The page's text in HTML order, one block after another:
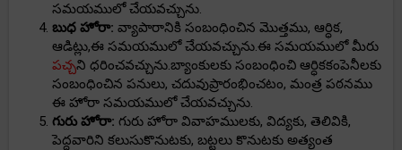
సమయములో చేయవచ్చును.
బుధ హోరా: వ్యాపారానికి సంబంధించిన మొత్తము, ఆర్ధిక,
ఆడిట్లు,ఈ సమయములో చేయవచ్చును.ఈ సమయములో మీరు
పచ్చని ధరించవచ్చును.బ్యాంకులకు సంబంధించి ఆర్ధికకంపెనీలకు
సంబంధించిన పనులు, చదువుప్రారంభించటం, మంత్ర పఠనము
ఈ హోరా సమయములో చేయవచ్చును.
గురు హోరా: గురు హోరా వివాహములకు, విద్యకు, తెలివికి,
పెద్దవారిని కలుసుకొనుటకు, బట్టలు కొనుటకు అత్యంత